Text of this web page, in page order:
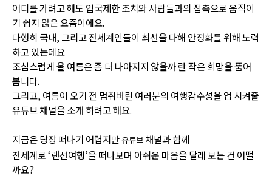
어디를 가려고 해도 입국제한 조치와 사람들과의 접촉으로 움직이
기 쉽지 않은 요즘이에요.
다행히 국내, 그리고 전세계인들이 최선을 다해 안정화를 위해 노력
하고 있는데요
조심스럽게 올 여름은 좀 더 나아지지 않을까 란 작은 희망을 품어
봅니다.
그리고, 여름이 오기 전 멈춰버린 여러분의 여행감수성을 업 시켜줄
유튜브 채널을 소개 하려고 해요.
지금은 당장 떠나기 어렵지만유튜브 채널과 함께
전세계로 ‘랜선여행’을 떠나보며 아쉬운 마음을 달래 보는 건 어떨
까요?